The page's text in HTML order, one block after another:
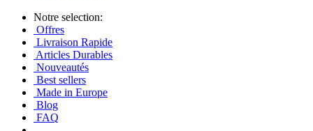
Notre selection:
Offres
Livraison Rapide
Articles Durables
Nouveautés
Best sellers
Made in Europe
Blog
FAQ